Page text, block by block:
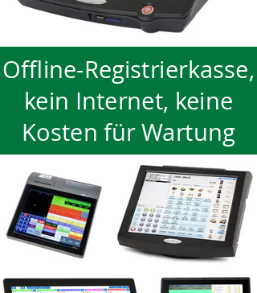
Offline-Registrierkasse,
kein Internet, keine
Kosten für Wartung